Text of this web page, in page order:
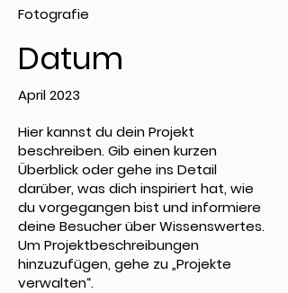
Fotografie
Datum
April 2023
Hier kannst du dein Projekt
beschreiben. Gib einen kurzen
Überblick oder gehe ins Detail
darüber, was dich inspiriert hat, wie
du vorgegangen bist und informiere
deine Besucher über Wissenswertes.
Um Projektbeschreibungen
hinzuzufügen, gehe zu „Projekte
verwalten“.